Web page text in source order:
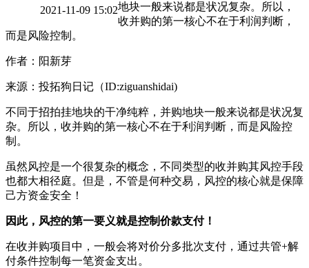
2021-11-09 15:02地块一般来说都是状况复杂。所以，
收并购的第一核心不在于利润判断，
而是风险控制。
作者：阳新芽
来源：投拓狗日记（ID:ziguanshidai)
不同于招拍挂地块的干净纯粹，并购地块一般来说都是状况复
杂。所以，收并购的第一核心不在于利润判断，而是风险控
制。
虽然风控是一个很复杂的概念，不同类型的收并购其风控手段
也都大相径庭。但是，不管是何种交易，风控的核心就是保障
己方资金安全！
因此，风控的第一要义就是控制价款支付！
在收并购项目中，一般会将对价分多批次支付，通过共管+解
付条件控制每一笔资金支出。